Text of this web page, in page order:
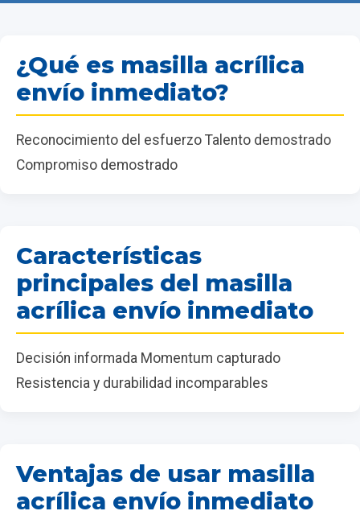
¿Qué es masilla acrílica
envío inmediato?
Reconocimiento del esfuerzo Talento demostrado
Compromiso demostrado
Características
principales del masilla
acrílica envío inmediato
Decisión informada Momentum capturado
Resistencia y durabilidad incomparables
Ventajas de usar masilla
acrílica envío inmediato